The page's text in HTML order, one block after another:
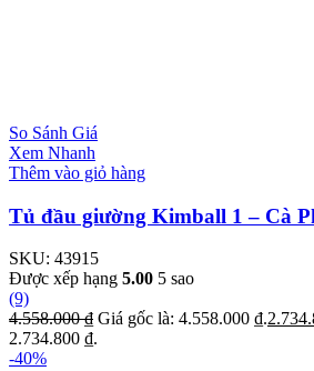
So Sánh Giá
Xem Nhanh
Thêm vào giỏ hàng
Tủ đầu giường Kimball 1 – Cà
SKU: 43915
Được xếp hạng 5.00 5 sao
(9)
4.558.000₫ Giá gốc là: 4.558.000 ₫.
2.734.800 ₫.
-40%